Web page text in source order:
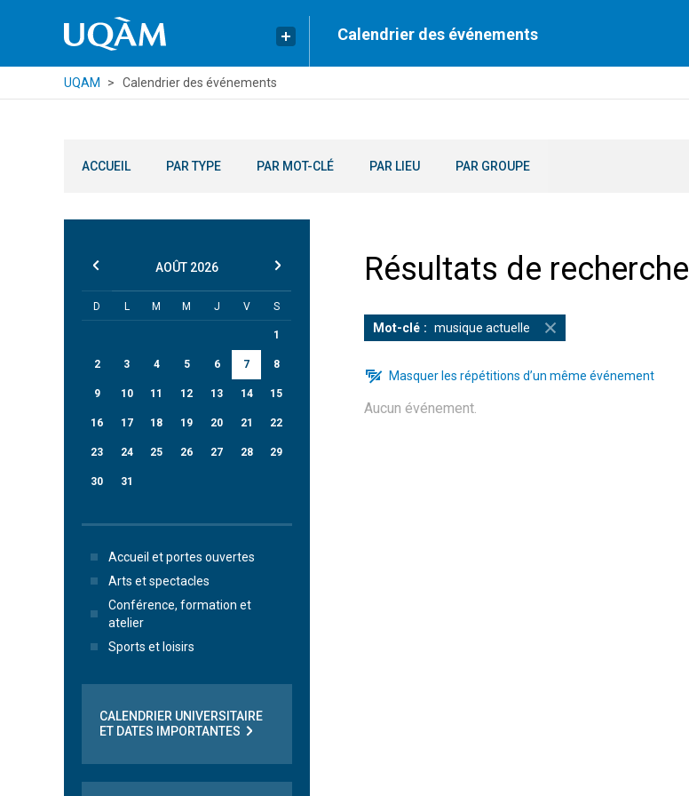
Calendrier des événements
UQAM Calendrier des événements
ACCUEIL PAR TYPE PAR MOT-CLÉ PAR LIEU PAR GROUPE
Résultats de recherche
Mot-clé musique actuelle
Masquer les répétitions d’un même événement
Aucun événement.
AOÛT 2026
D L M M J V S
1
2 3 4 5 6 7 8
9 10 11 12 13 14 15
16 17 18 19 20 21 22
23 24 25 26 27 28 29
30 31
Accueil et portes ouvertes
Arts et spectacles
Conférence, formation et
atelier
Sports et loisirs
CALENDRIER UNIVERSITAIRE
ET DATES IMPORTANTES